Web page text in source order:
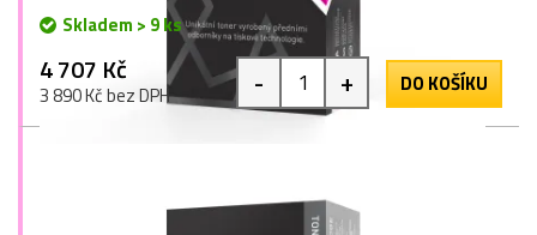
Skladem > 9 ks
4 707 Kč
3 890 Kč bez DPH - + DO KOŠÍKU